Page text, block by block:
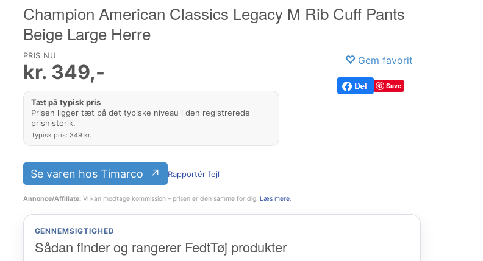
Champion American Classics Legacy M Rib Cuff Pants
Beige Large Herre
PRIS NU
kr. 349,-
Tæt på typisk pris
Prisen ligger tæt på det typiske niveau i den registrerede
prishistorik.
Typisk pris: 349 kr.
Gem favorit
Save
Se varen hos Timarco Rapportér fejl
Annonce/Affiliate:Vi kan modtage kommission – prisen er den samme for dig. Læs mere.
GENNEMSIGTIGHED
Sådan finder og rangerer FedtTøj produkter